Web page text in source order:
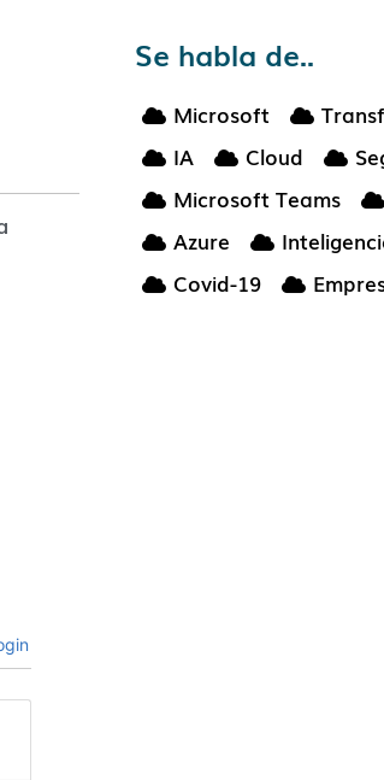
Se habla de..
Microsoft
IA
Cloud
Microsoft Teams
Azure
Covid-19